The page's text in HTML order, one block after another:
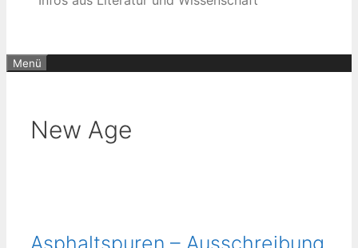
Menü
New Age
Asphaltspuren – Ausschreibung